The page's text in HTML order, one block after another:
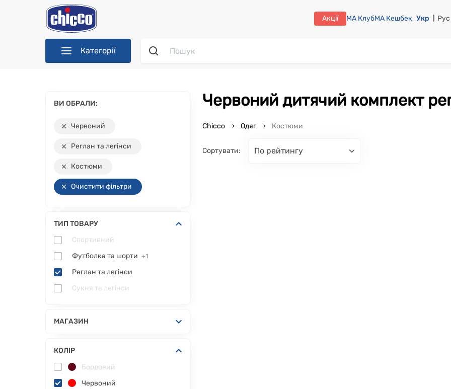
Акції МА КлубМА Кешбек Укр Рус
Категорії
ВИ ОБРАЛИ:
Червоний
Реглан та легінси
Костюми
Очистити фільтри
ТИП ТОВАРУ
Спортивний
Футболка та шорти +1
Реглан та легінси
Сукня та легінси
МАГАЗИН
КОЛІР
Бордовий
Червоний
Червоний дитячий комплект
Chicco Одяг Костюми
Сортувати: по рейтингу